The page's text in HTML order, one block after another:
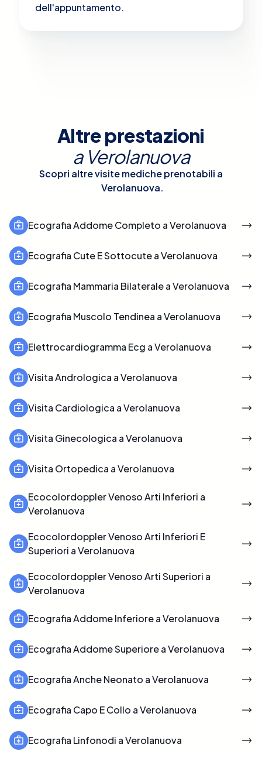
dell'appuntamento.
Altre prestazioni
a Verolanuova
Scopri altre visite mediche prenotabili a
Verolanuova.
Ecografia Addome Completo a Verolanuova
Ecografia Cute E Sottocute a Verolanuova
Ecografia Mammaria Bilaterale a Verolanuova
Ecografia Muscolo Tendinea a Verolanuova
Elettrocardiogramma Ecg a Verolanuova
Visita Andrologica a Verolanuova
Visita Cardiologica a Verolanuova
Visita Ginecologica a Verolanuova
Visita Ortopedica a Verolanuova
Ecocolordoppler Venoso Arti Inferiori a
Verolanuova
Ecocolordoppler Venoso Arti Inferiori E
Superiori a Verolanuova
Ecocolordoppler Venoso Arti Superiori a
Verolanuova
Ecografia Addome Inferiore a Verolanuova
Ecografia Addome Superiore a Verolanuova
Ecografia Anche Neonato a Verolanuova
Ecografia Capo E Collo a Verolanuova
Ecografia Linfonodi a Verolanuova